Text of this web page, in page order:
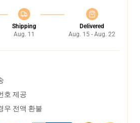
Shipping
Aug. 11
Delivered
Aug. 15 - Aug. 22
호 제공
우 전액 환불